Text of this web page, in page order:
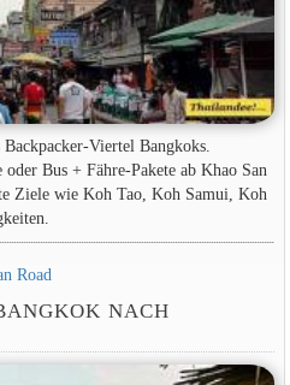
Viertel Bangkoks.
Bus + Fähre-Pakete ab Khao San
Ziele wie Koh Tao, Koh Samui, Koh
Road
NACH